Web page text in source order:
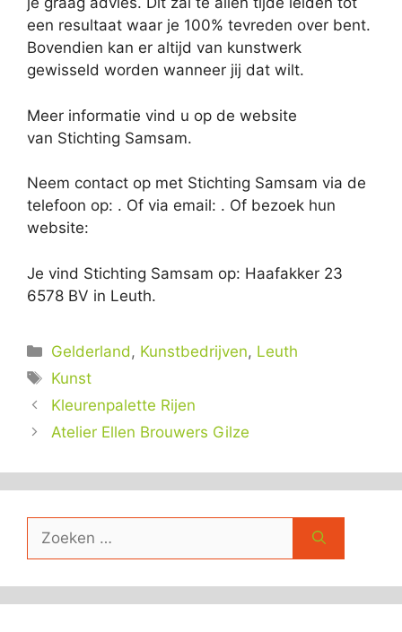
een resultaat waar je 100% tevreden over bent.
Bovendien kan er altijd van kunstwerk
gewisseld worden wanneer jij dat wilt.
Meer informatie vind u op de website
van Stichting Samsam.
Neem contact op met Stichting Samsam via de
telefoon op: . Of via email: . Of bezoek hun
website:
Je vind Stichting Samsam op: Haafakker 23
6578 BV in Leuth.
Categorieën
Gelderland , Kunstbedrijven, Leuth
Tags
Kunst
Kleurenpalette Rijen
Atelier Ellen Brouwers Gilze
naar: